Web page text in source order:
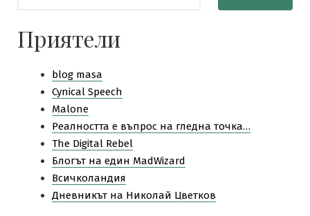
Приятели
blog masa
Cynical Speech
Malone
Pеалността е въпрос на гледна точка…
The Digital Rebel
Блогът на един MadWizard
Всичколандия
Дневникът на Николай Цветков